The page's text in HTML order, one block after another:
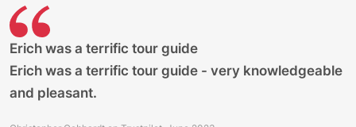
Erich was a terrific tour guide
Erich was a terrific tour guide - very knowledgeable
and pleasant.